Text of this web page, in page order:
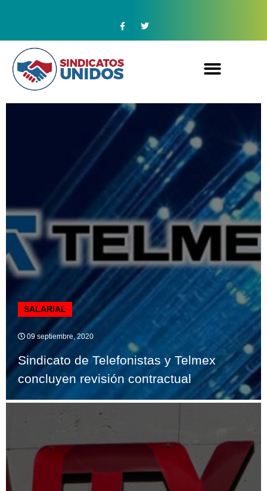
SALARIAL
09 septiembre, 2020
Sindicato de Telefonistas y Telmex
concluyen revisión contractual